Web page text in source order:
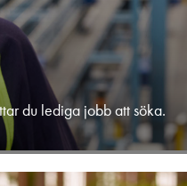
du lediga jobb att söka.